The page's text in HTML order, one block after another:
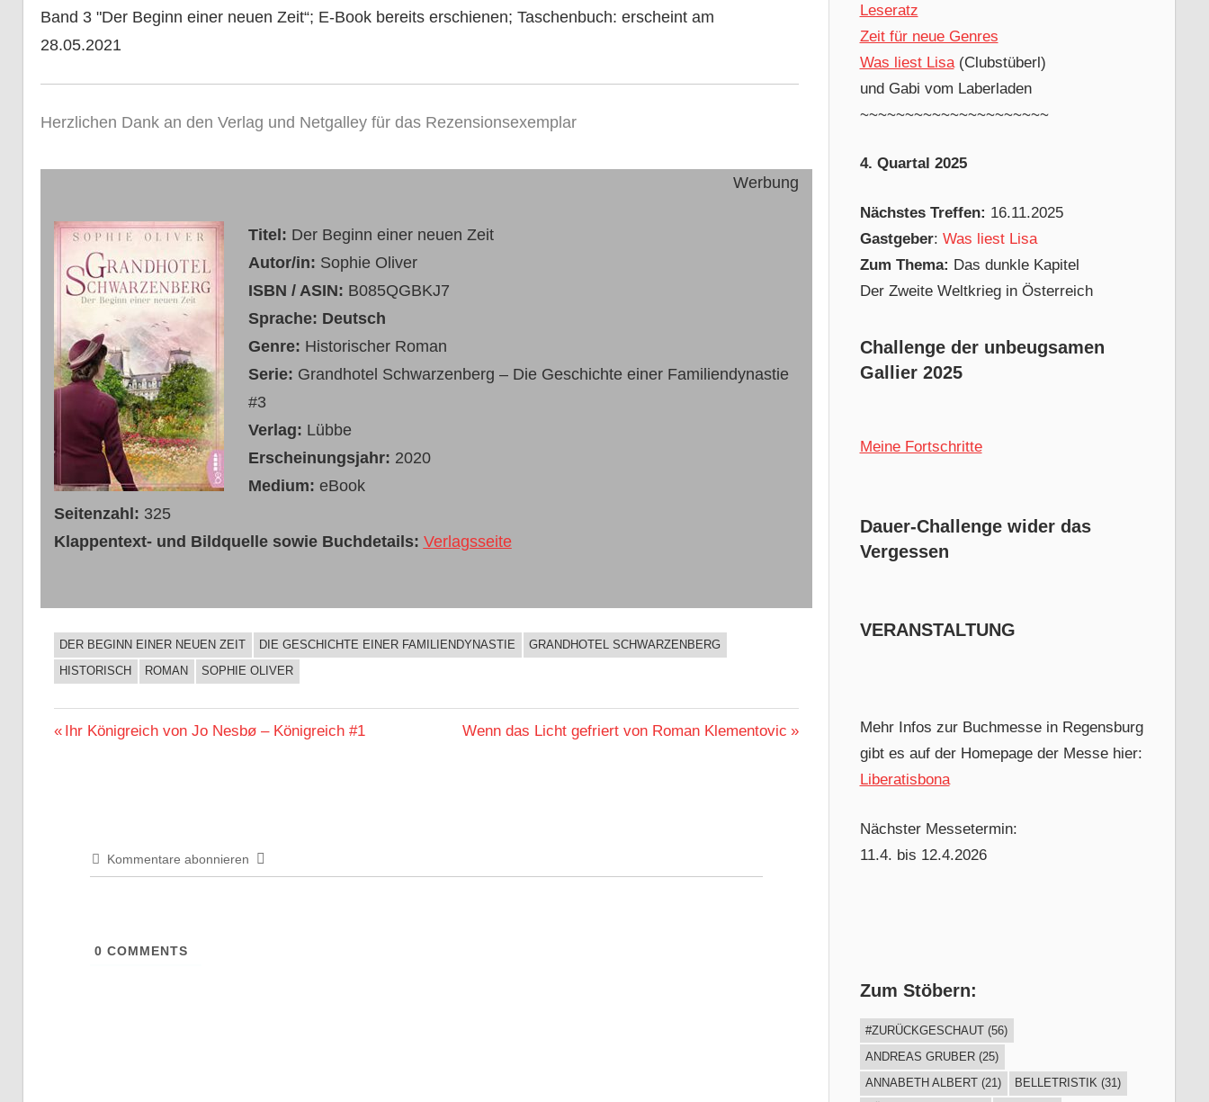
Band 3 "Der Beginn einer neuen Zeit“; E-Book bereits erschienen; Taschenbuch: erscheint am
28.05.2021
Herzlichen Dank an den Verlag und Netgalley für das Rezensionsexemplar
Werbung
Titel: Der Beginn einer neuen Zeit
Autor/in: Sophie Oliver
ISBN / ASIN: B085QGBKJ7
Sprache: Deutsch
Genre: Historischer Roman
Serie: Grandhotel Schwarzenberg – Die Geschichte einer Familiendynastie
#3
Verlag: Lübbe
Erscheinungsjahr: 2020
Medium: eBook
Seitenzahl: 325
Klappentext- und Bildquelle sowie Buchdetails: Verlagsseite
BUCHIGES
DER BEGINN EINER NEUEN ZEIT DIE GESCHICHTE EINER FAMILIENDYNASTIE
GRANDHOTEL SCHWARZENBERG
HISTORISCH
ROMAN SOPHIE OLIVER
Beitragsnavigation
Vorheriger
Ihr Königreich von Jo Nesbø – Königreich #1
Nächster
Wenn das Licht gefriert von Roman Klementovic
Kommentare abonnieren
0 COMMENTS
Leseratz
Zeit für neue Genres
Was liest Lisa(Clubstüberl)
und Gabi vom Laberladen
~~~~~~~~~~~~~~~~~~~~~
4. Quartal 2025
Nächstes Treffen: 16.11.2025
Gastgeber: Was liest Lisa
Zum Thema: Das dunkle Kapitel
Der Zweite Weltkrieg in Österreich
Challenge der unbeugsamen
Gallier 2025
Meine Fortschritte
Dauer-Challenge wider das
Vergessen
VERANSTALTUNG
Mehr Infos zur Buchmesse in Regensburg
gibt es auf der Homepage der Messe hier:
Liberatisbona
Nächster Messetermin:
11.4. bis 12.4.2026
Zum Stöbern:
#ZURÜCKGESCHAUT (56)
ANDREAS GRUBER (25)
ANNABETH ALBERT (21) BELLETRISTIK (31)